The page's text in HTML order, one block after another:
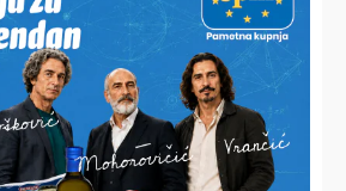
o raspisivanju ovoga natječaja.
natječaj je 1. rujna 2026. godine